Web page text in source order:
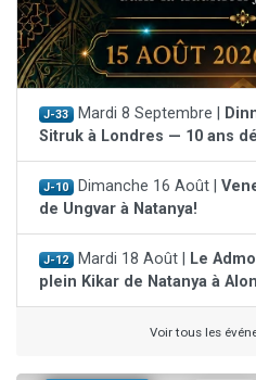
J-33 Mardi 8 Septembre |
Sitruk à Londres — 10 ans
J-10 Dimanche 16 Août |
de Ungvar à Natanya!
J-12 Mardi 18 Août |
Le
plein Kikar de Natanya à
Voir tous les